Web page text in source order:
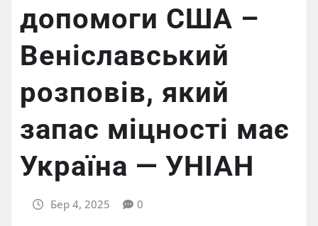
допомоги США –
Веніславський
розповів, який
запас міцності має
Україна — УНІАН
Бер 4, 2025 0